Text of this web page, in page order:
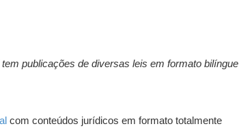
publicações de diversas leis em formato bilíngue
com conteúdos jurídicos em formato totalmente